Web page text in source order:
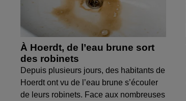
À Hoerdt, de l’eau brune sort
des robinets
Depuis plusieurs jours, des habitants de
Hoerdt ont vu de l’eau brune s’écouler
de leurs robinets. Face aux nombreuses